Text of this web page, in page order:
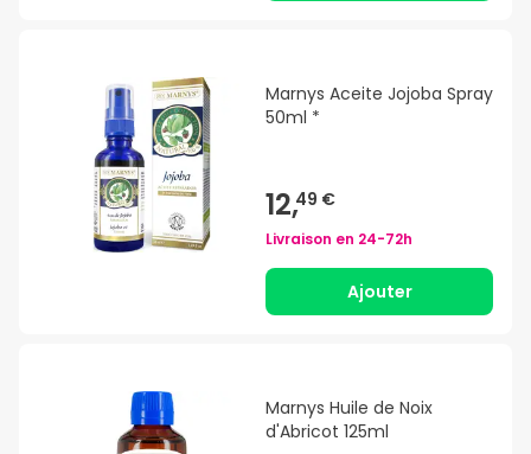
Marnys Aceite Jojoba Spray
50ml *
12,49 €
Livraison en 24-72h
Ajouter
Marnys Huile de Noix
d'Abricot 125ml